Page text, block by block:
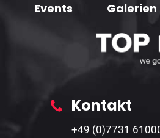
Events Galerien
Kontakt
+49 (0)7731